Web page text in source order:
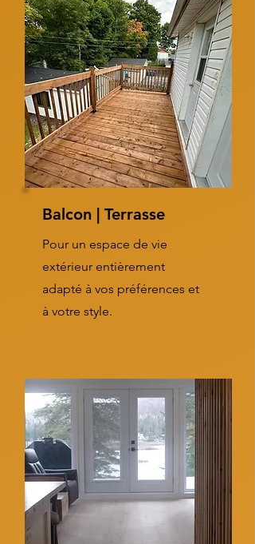
Balcon | Terrasse
Pour un espace de vie
extérieur entièrement
adapté à vos préférences et
à votre style.